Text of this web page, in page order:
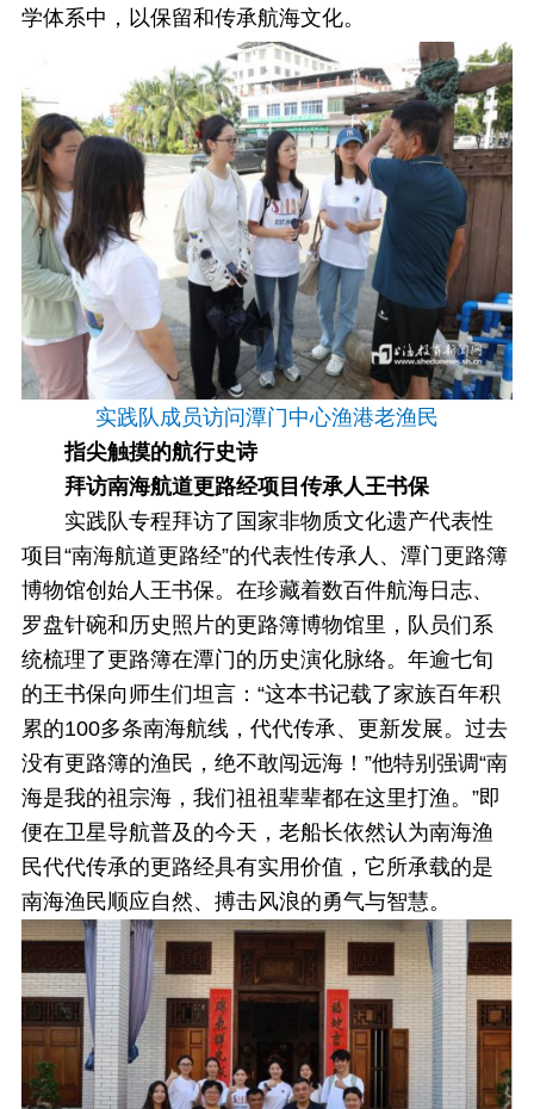
学体系中，以保留和传承航海文化。
实践队成员访问潭门中心渔港老渔民
指尖触摸的航行史诗
拜访南海航道更路经项目传承人王书保
实践队专程拜访了国家非物质文化遗产代表性
项目“南海航道更路经”的代表性传承人、潭门更路簿
博物馆创始人王书保。在珍藏着数百件航海日志、
罗盘针碗和历史照片的更路簿博物馆里，队员们系
统梳理了更路簿在潭门的历史演化脉络。年逾七旬
的王书保向师生们坦言：“这本书记载了家族百年积
累的100多条南海航线，代代传承、更新发展。过去
没有更路簿的渔民，绝不敢闯远海！”他特别强调“南
海是我的祖宗海，我们祖祖辈辈都在这里打渔。”即
便在卫星导航普及的今天，老船长依然认为南海渔
民代代传承的更路经具有实用价值，它所承载的是
南海渔民顺应自然、搏击风浪的勇气与智慧。